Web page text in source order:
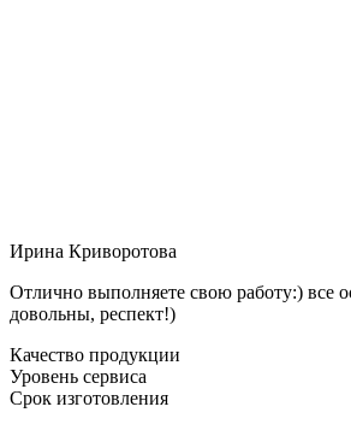
Ирина Криворотова
Отлично выполняете свою работу:) все
довольны, респект!)
Качество продукции
Уровень сервиса
Срок изготовления